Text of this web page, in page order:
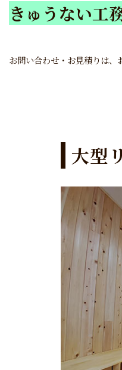
きゅうない工
お問い合わせ・お見積りは
大型